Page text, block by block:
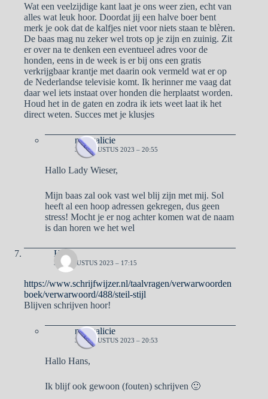
Wat een veelzijdige kant laat je ons weer zien, echt van
alles wat leuk hoor. Doordat jij een halve boer bent
merk je ook dat de kalfjes niet voor niets staan te blèren.
De baas mag nu zeker wel trots op je zijn en zuinig. Zit
er over na te denken een eventueel adres voor de
honden, eens in de week is er bij ons een gratis
verkrijgbaar krantje met daarin ook vermeld wat er op
de Nederlandse televisie komt. Ik herinner me vaag dat
daar wel iets instaat over honden die herplaatst worden.
Houd het in de gaten en zodra ik iets weet laat ik het
direct weten. Succes met je klusjes
naargalicie
31 AUGUSTUS 2023 – 20:55
Hallo Lady Wieser,
Mijn baas zal ook vast wel blij zijn met mij. Sol
heeft al een hoop adressen gekregen, dus geen
stress! Mocht je er nog achter komen wat de naam
is dan horen we het wel
Hans
30 AUGUSTUS 2023 – 17:15
https://www.schrijfwijzer.nl/taalvragen/verwarwoorden
boek/verwarwoord/488/steil-stijl
Blijven schrijven hoor!
naargalicie
31 AUGUSTUS 2023 – 20:53
Hallo Hans,
Ik blijf ook gewoon (fouten) schrijven 🙂